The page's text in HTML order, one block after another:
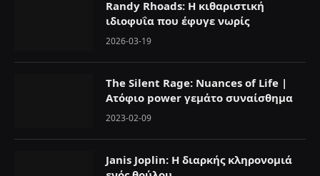
Randy Rhoads: Η κιθαριστική
ιδιοφυΐα που έφυγε νωρίς
2026-03-19
The Silent Rage: Nuances of Life |
Ατόφιο power γεμάτο συναίσθημα
2023-02-09
Janis Joplin: Η διαρκής κληρονομιά